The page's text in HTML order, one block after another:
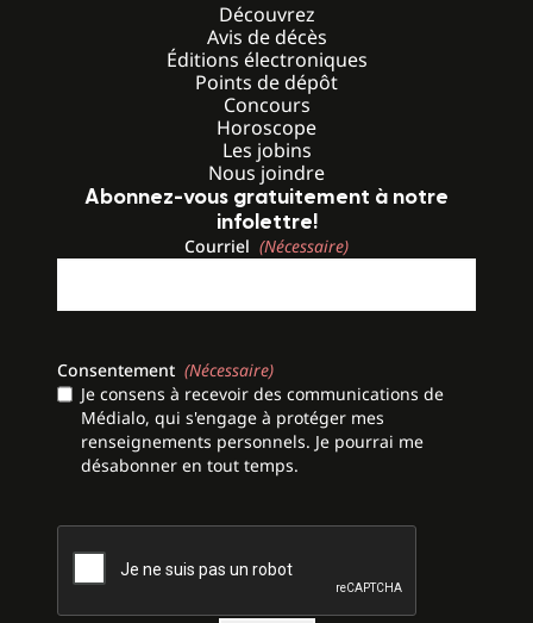
Découvrez
Avis de décès
Éditions électroniques
Points de dépôt
Concours
Horoscope
Les jobins
Nous joindre
Abonnez-vous gratuitement à notre
infolettre!
Courriel (Nécessaire)
Consentement (Nécessaire)
Je consens à recevoir des communications de
Médialo, qui s'engage à protéger mes
renseignements personnels. Je pourrai me
désabonner en tout temps.
CAPTCHA